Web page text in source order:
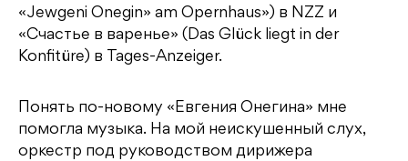
«Jewgeni Onegin» am Opernhaus») в NZZ и
«Счастье в варенье» (Das Glück liegt in der
Konfitüre) в Tages-Anzeiger.
Понять по-новому «Евгения Онегина» мне
помогла музыка. На мой неискушенный слух,
оркестр под руководством дирижера